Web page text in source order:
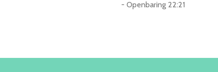
- Openbaring 22:21